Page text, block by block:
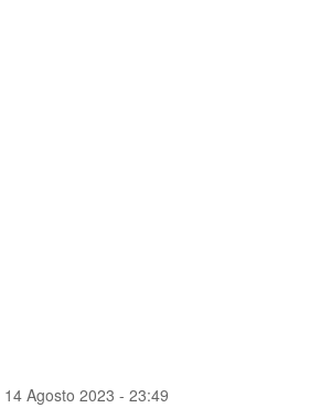
14 Agosto 2023 - 23:49